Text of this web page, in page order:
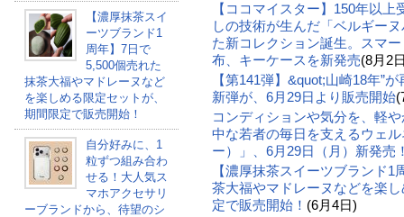
【濃厚抹茶スイ
ーツブランド1
周年】7日で
5,500個売れた
抹茶大福やマドレーヌなど
を楽しめる限定セットが、
期間限定で販売開始！
自分好みに、1
粒ずつ組み合わ
せる！大人気ス
マホアクセサリ
ーブランドから、待望のシ
【ココマイスター】150年以
しの技術が生んだ「ベルギー
た新コレクション誕生。スマ
布、キーケースを新発売(8月2
【第141弾】&quot;山崎18年”
新弾が、6月29日より販売開始
コンディションや気分を、軽
中な若者の毎日を支えるウェ
ー）」、6月29日（月）新発売
【濃厚抹茶スイーツブランド
茶大福やマドレーヌなどを楽
定で販売開始！ (6月4日)